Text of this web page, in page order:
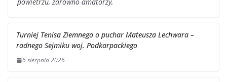
Turniej Tenisa Ziemnego o puchar Mateusza Lechwara –
radnego Sejmiku woj. Podkarpackiego
6 sierpnia 2026